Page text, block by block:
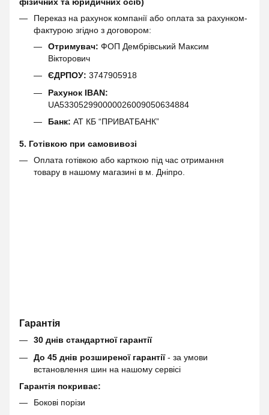
Переказ на рахунок компанії або оплата за рахунком-
фактурою згідно з договором:
Отримувач: ФОП Дембрівський Максим
Вікторович
ЄДРПОУ: 3747905918
Рахунок IBAN:
UA533052990000026009050634884
Банк: АТ КБ “ПРИВАТБАНК”
5. Готівкою при самовивозі
Оплата готівкою або карткою під час отримання
товару в нашому магазині в м. Дніпро.
Гарантія
30 днів стандартної гарантії
До 45 днів розширеної гарантії- за умови
встановлення шин на нашому сервісі
Гарантія покриває:
Бокові порізи